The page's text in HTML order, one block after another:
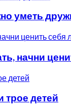
уметь
начни
трое детей